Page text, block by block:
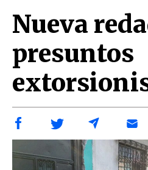
Nueva
presuntos